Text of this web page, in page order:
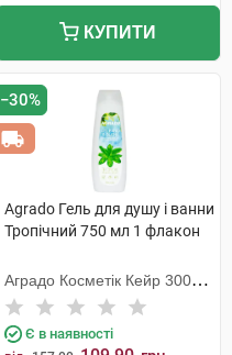
КУПИТИ
−30%
Agrado Гель для душу і ванни
Тропічний 750 мл 1 флакон
Аградо Косметік Кейр 3000
С.Л.У.
Є в наявності